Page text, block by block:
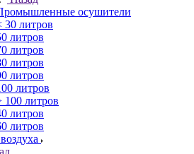
осушители
30 литров
литров
литров
литров
литров
литров
100 литров
литров
литров